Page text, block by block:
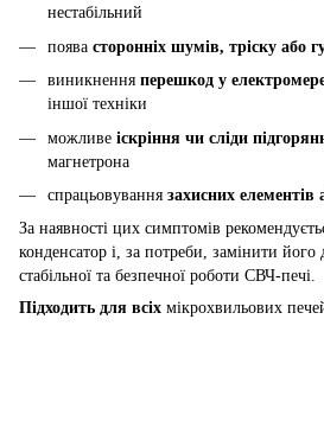
нестабільний
поява сторонніх шумів, тріску або
виникнення перешкод у
іншої техніки
можливе іскріння чи сліди
магнетрона
спрацьовування захисних елементів
За наявності цих симптомів
конденсатор і, за потреби, замінити його
стабільної та безпечної роботи СВЧ-печі.
Підходить для всіх мікрохвильових